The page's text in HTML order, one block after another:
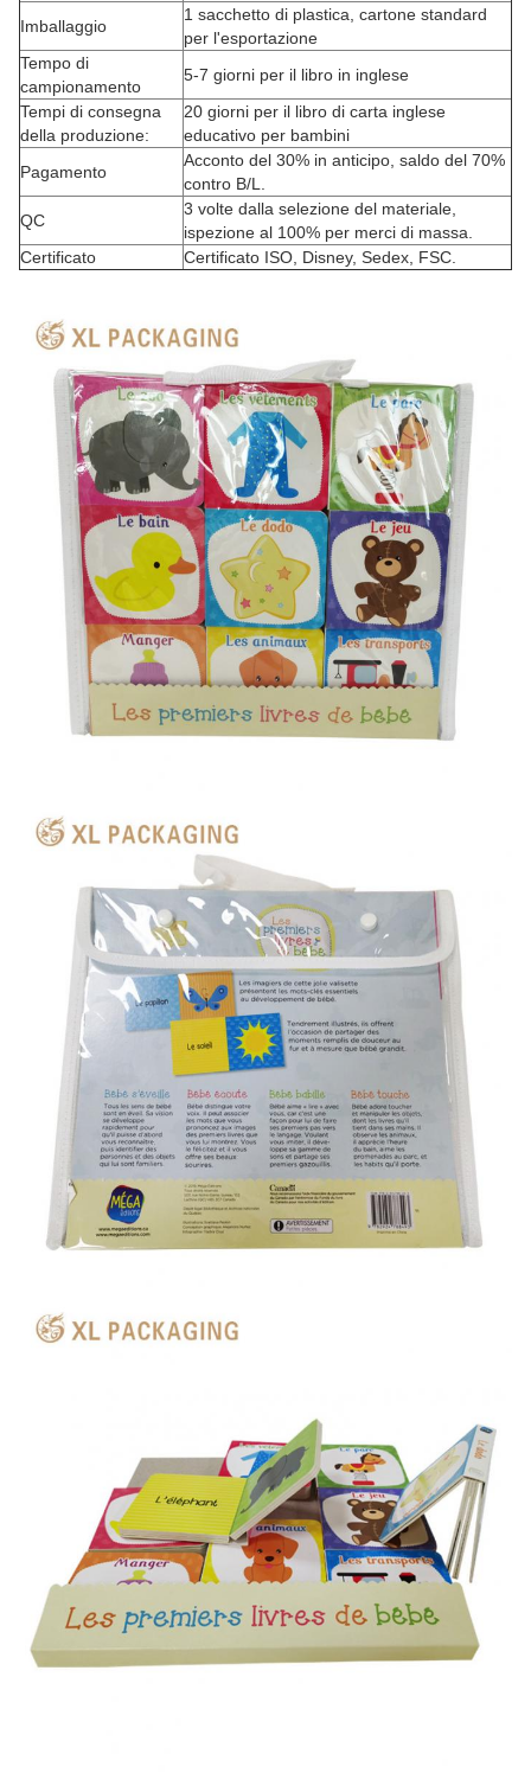
Imballaggio
1 sacchetto di plastica, cartone standard
per l'esportazione
Tempo di
campionamento
5-7 giorni per il libro in inglese
Tempi di consegna
della produzione:
20 giorni per il libro di carta inglese
educativo per bambini
Pagamento
Acconto del 30% in anticipo, saldo del 70%
contro B/L.
QC
3 volte dalla selezione del materiale,
ispezione al 100% per merci di massa.
Certificato
Certificato ISO, Disney, Sedex, FSC.